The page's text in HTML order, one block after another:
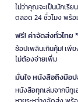
ไม่ว่าคุณจะเป็นนักเรี
ตลอด 24 ชั่วโมง พร้อ
ฟรี! ค่าจัดส่งทั่วไท
ช้อปเพลินเกินคุ้ม! เพี
ไม่ต้องจ่ายเพิ่ม
มั่นใจ หนังสือถึงมือ
หนังสือทุกเล่มจากบีทู